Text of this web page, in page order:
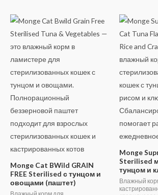
Monge Cat BWild GRAIN
FREE Sterilised с тунцом и
овощами (паштет)
Monge
Sterilised
тунцом и
Влажный